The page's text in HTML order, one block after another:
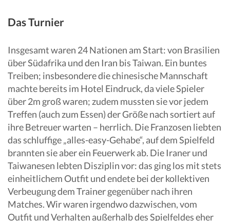
Das Turnier
Insgesamt waren 24 Nationen am Start: von Brasilien
über Südafrika und den Iran bis Taiwan. Ein buntes
Treiben; insbesondere die chinesische Mannschaft
machte bereits im Hotel Eindruck, da viele Spieler
über 2m groß waren; zudem mussten sie vor jedem
Treffen (auch zum Essen) der Größe nach sortiert auf
ihre Betreuer warten – herrlich. Die Franzosen liebten
das schluffige „alles-easy-Gehabe“, auf dem Spielfeld
brannten sie aber ein Feuerwerk ab. Die Iraner und
Taiwanesen lebten Disziplin vor: das ging los mit stets
einheitlichem Outfit und endete bei der kollektiven
Verbeugung dem Trainer gegenüber nach ihren
Matches. Wir waren irgendwo dazwischen, vom
Outfit und Verhalten außerhalb des Spielfeldes eher